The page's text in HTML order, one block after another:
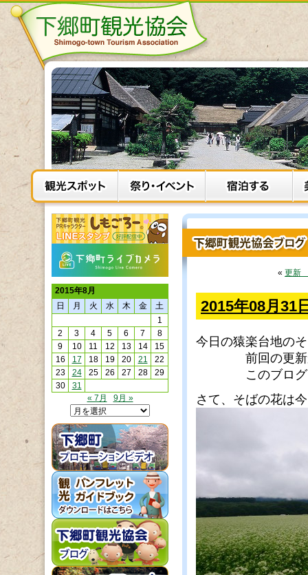
« 更新
2015年08月31
今日の猿楽台地の
前回の更新か
このブログを見
さて、そばの花は
2015年8月
日
月 火 水 木 金
土
1
2
3 4 5 6 7
8
9
10 11 12 13 14
15
16
17 18 19 20 21
22
23
24 25 26 27 28
29
30
31
« 7月
9月 »